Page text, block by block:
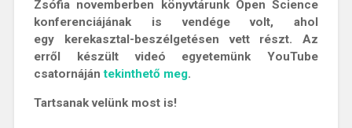
Zsófia novemberben könyvtárunk Open Science
konferenciájának is vendége volt, ahol
egy kerekasztal-beszélgetésen vett részt. Az
erről készült videó egyetemünk YouTube
csatornájántekinthető meg.
Tartsanak velünk most is!